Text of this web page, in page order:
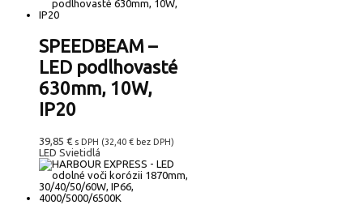
SPEEDBEAM –
LED podlhovasté
630mm, 10W,
IP20
39,85 € s DPH (32,40 € bez DPH)
LED Svietidlá